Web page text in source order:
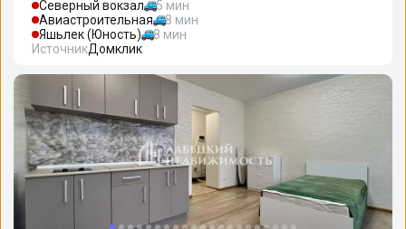
Северный вокзал
5 мин
Авиастроительная
8 мин
Яшьлек (Юность)
8 мин
ИсточникДомклик